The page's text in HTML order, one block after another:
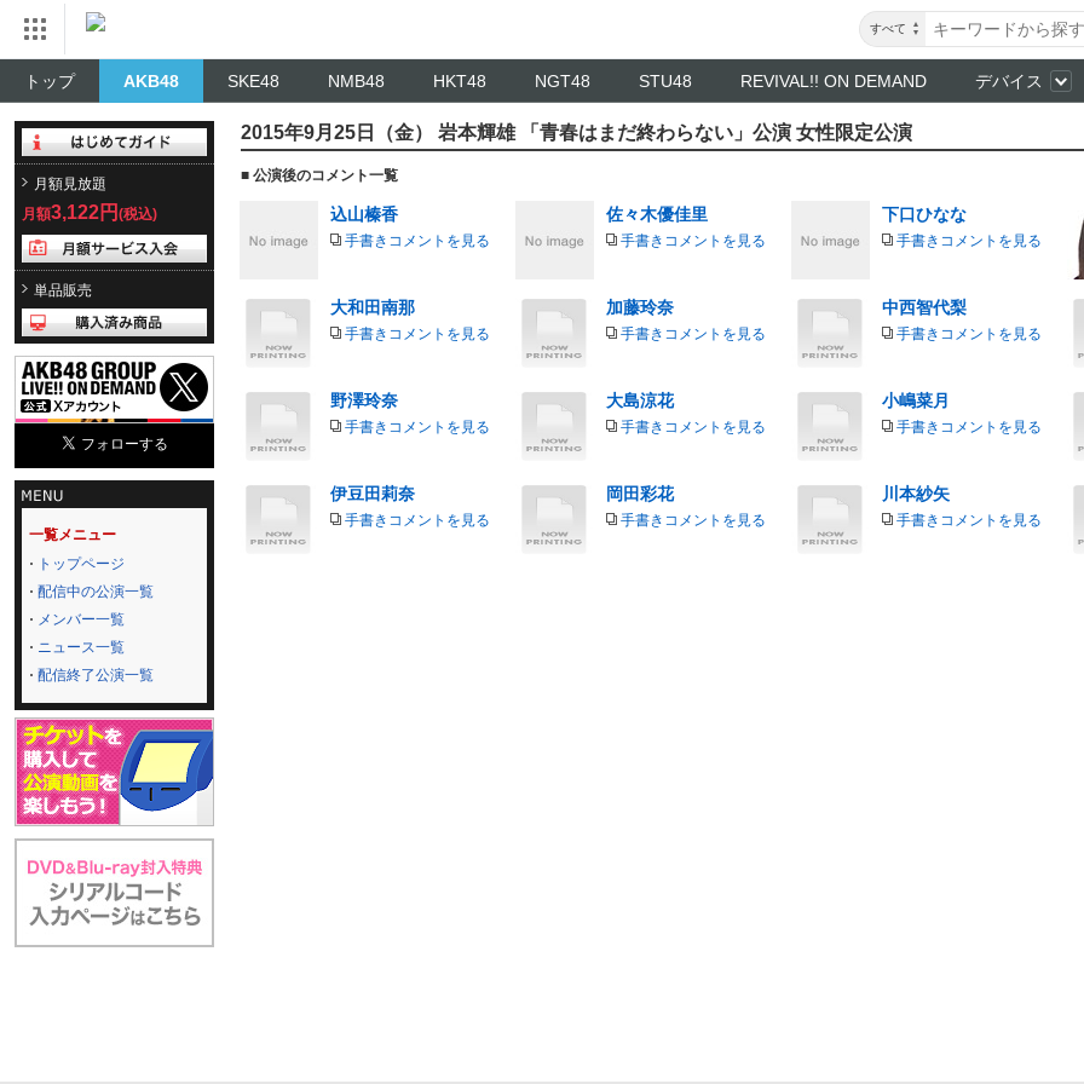
すべて
トップ AKB48 SKE48 NMB48 HKT48 NGT48 STU48 REVIVAL!! ON DEMAND デバイス
月額見放題
月額3,122円 (税込)
単品販売
一覧メニュー
トップページ
配信中の公演一覧
メンバー一覧
ニュース一覧
配信終了公演一覧
2015年9月25日（金） 岩本輝雄 「青春はまだ終わらない」公演 女性限定公演
■ 公演後のコメント一覧
込山榛香
手書きコメントを見る
佐々木優佳里
手書きコメントを見る
下口ひなな
手書きコメントを見る
大和田南那
手書きコメントを見る
加藤玲奈
手書きコメントを見る
中西智代梨
手書きコメントを見る
野澤玲奈
手書きコメントを見る
大島涼花
手書きコメントを見る
小嶋菜月
手書きコメントを見る
伊豆田莉奈
手書きコメントを見る
岡田彩花
手書きコメントを見る
川本紗矢
手書きコメントを見る